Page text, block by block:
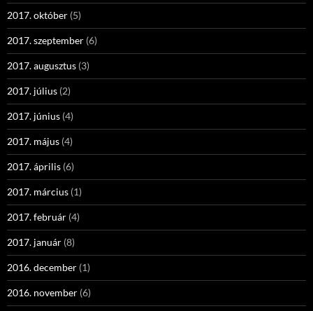
2017. október (5)
2017. szeptember (6)
2017. augusztus (3)
2017. július (2)
2017. június (4)
2017. május (4)
2017. április (6)
2017. március (1)
2017. február (4)
2017. január (8)
2016. december (1)
2016. november (6)